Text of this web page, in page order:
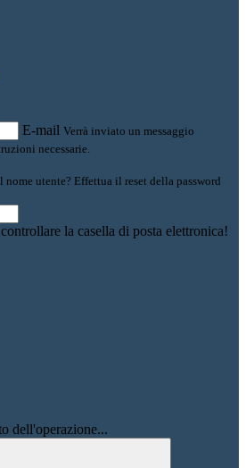
E-mail Verrà inviato un messaggio
necessarie.
nome utente? Effettua il reset della password
la casella di posta elettronica!
dell'operazione...